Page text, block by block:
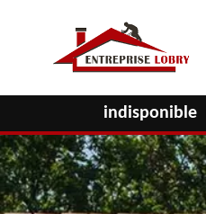
indisponible